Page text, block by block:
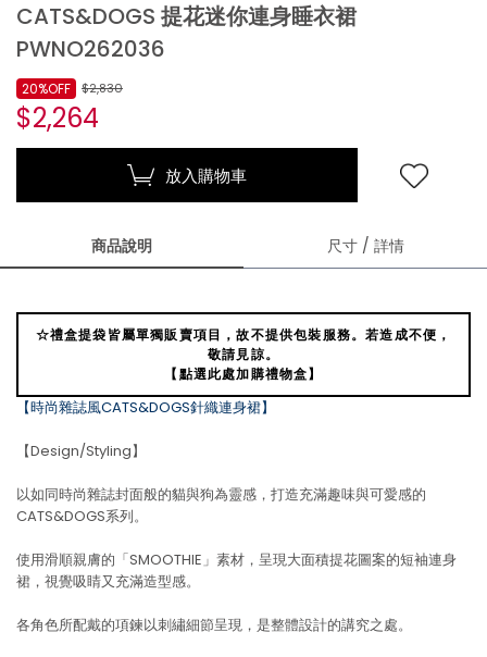
CATS&DOGS 提花迷你連身睡衣裙
PWNO262036
$2,830
$2,264
20%OFF
放入購物車
商品說明 尺寸 / 詳情
☆禮盒提袋皆屬單獨販賣項目，故不提供包裝服務。若造成不便，
敬請見諒。
【點選此處加購禮物盒】
【時尚雜誌風CATS&DOGS針織連身裙】
【Design/Styling】
以如同時尚雜誌封面般的貓與狗為靈感，打造充滿趣味與可愛感的
CATS&DOGS系列。
使用滑順親膚的「SMOOTHIE」素材，呈現大面積提花圖案的短袖連身
裙，視覺吸睛又充滿造型感。
各角色所配戴的項鍊以刺繡細節呈現，是整體設計的講究之處。